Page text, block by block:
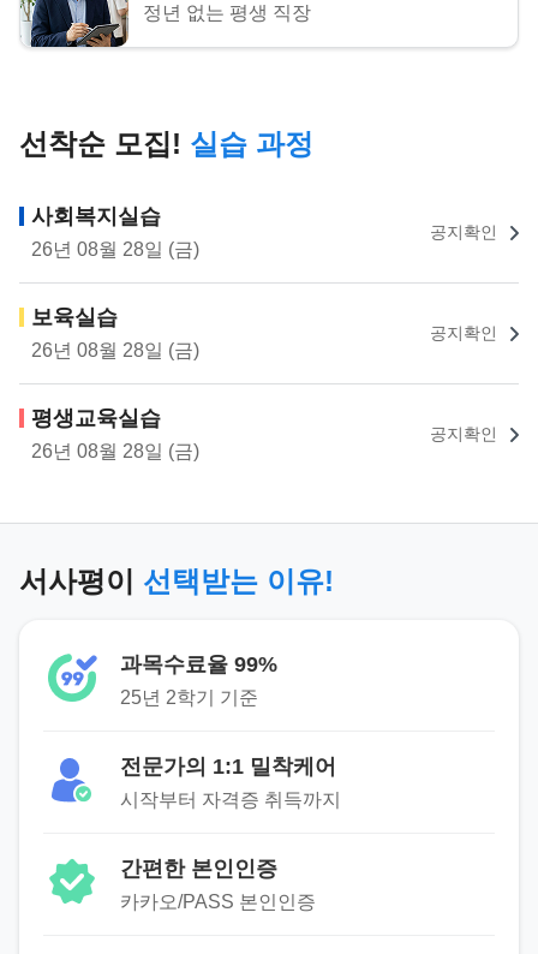
정년 없는 평생 직장
선착순 모집! 실습 과정
사회복지실습
26년 08월 28일 (금)
공지확인
보육실습
26년 08월 28일 (금)
공지확인
평생교육실습
26년 08월 28일 (금)
공지확인
서사평이 선택받는 이유!
과목수료율 99%
25년 2학기 기준
전문가의 1:1 밀착케어
시작부터 자격증 취득까지
간편한 본인인증
카카오/PASS 본인인증